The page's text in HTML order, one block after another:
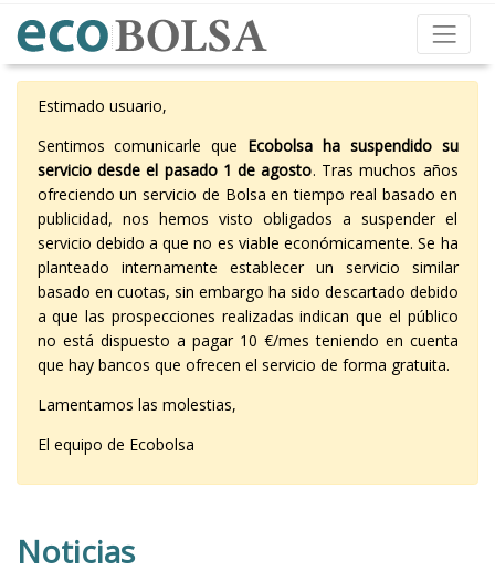
Estimado usuario,
Sentimos comunicarle que Ecobolsa ha suspendido su
servicio desde el pasado 1 de agosto. Tras muchos años
ofreciendo un servicio de Bolsa en tiempo real basado en
publicidad, nos hemos visto obligados a suspender el
servicio debido a que no es viable económicamente. Se ha
planteado internamente establecer un servicio similar
basado en cuotas, sin embargo ha sido descartado debido
a que las prospecciones realizadas indican que el público
no está dispuesto a pagar 10 €/mes teniendo en cuenta
que hay bancos que ofrecen el servicio de forma gratuita.
Lamentamos las molestias,
El equipo de Ecobolsa
Noticias